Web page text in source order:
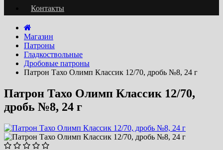
Контакты
Магазин
Патроны
Гладкоствольные
Дробовые патроны
Патрон Тахо Олимп Классик 12/70, дробь №8, 24 г
Патрон Тахо Олимп Классик 12/70,
дробь №8, 24 г